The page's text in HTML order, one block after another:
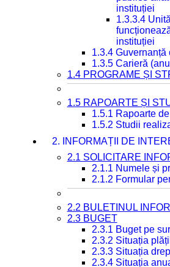
instituției
1.3.3.4
instituției
1.3.4 Guvernanță
1.3.5 Carieră
1.4 PROGRAME ȘI
1.5 RAPOARTE ȘI
1.5.1 Rapoarte
1.5.2 Studii
2. INFORMAȚII DE
2.1 SOLICITARE
2.1.1 Numele și
2.1.2 Formular
2.2 BULETINUL
2.3 BUGET
2.3.1 Buget pe
2.3.2 Situația
2.3.3 Situația
2.3.4 Situația